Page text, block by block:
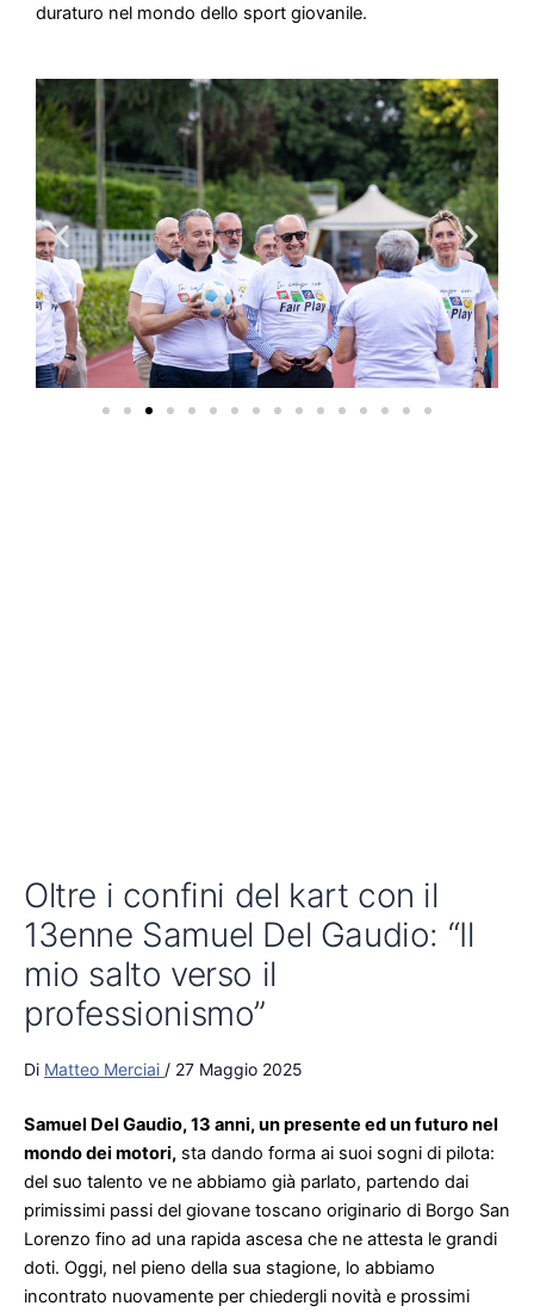
duraturo nel mondo dello sport giovanile.
Oltre i confini del kart con il
13enne Samuel Del Gaudio: “Il
mio salto verso il
professionismo”
Di Matteo Merciai / 27 Maggio 2025
Samuel Del Gaudio, 13 anni,un presente ed un futuro nel
mondo dei motori, sta dando forma ai suoi sogni di pilota:
del suo talento ve ne abbiamo già parlato, partendo dai
primissimi passi del giovane toscano originario di Borgo San
Lorenzo fino ad una rapida ascesa che ne attesta le grandi
doti. Oggi, nel pieno della sua stagione, lo abbiamo
incontrato nuovamente per chiedergli novità e prossimi